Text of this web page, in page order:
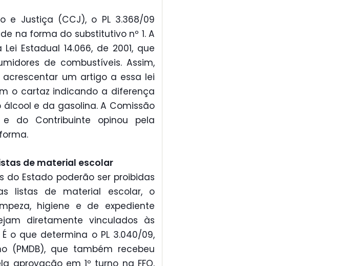
e Justiça (CCJ), o PL 3.368/09
na forma do substitutivo nº 1. A
Estadual 14.066, de 2001, que
de combustíveis. Assim,
um artigo a essa lei
o cartaz indicando a diferença
e da gasolina. A Comissão
do Contribuinte opinou pela
de material escolar
do Estado poderão ser proibidas
listas de material escolar, o
higiene e de expediente
diretamente vinculados às
o que determina o PL 3.040/09,
(PMDB), que também recebeu
aprovação em 1º turno na FFO.